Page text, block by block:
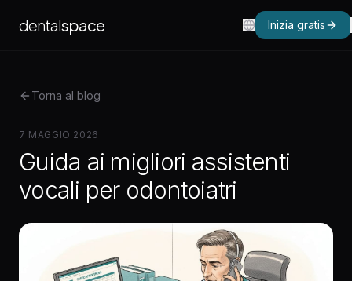
dentalspace Inizia gratis
Torna al blog
7 MAGGIO 2026
Guida ai migliori assistenti
vocali per odontoiatri